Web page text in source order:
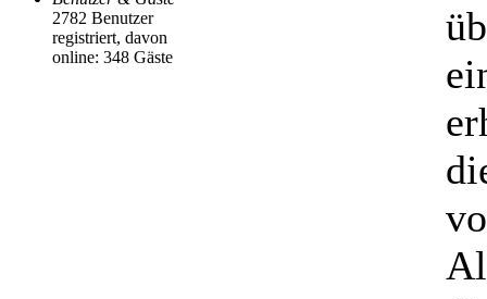
2782 Benutzer
registriert, davon
online: 348 Gäste